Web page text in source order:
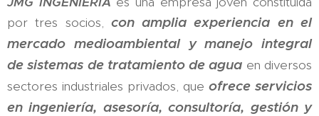
por tres socios, con amplia experiencia en el
mercado medioambiental y manejo integral
de sistemas de tratamiento de agua en diversos
sectores industriales privados, que ofrece servicios
en ingeniería, asesoría, consultoría, gestión y